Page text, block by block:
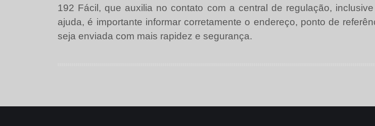
192 Fácil, que auxilia no contato com a central de regulação,
ajuda, é importante informar corretamente o endereço, ponto de
seja enviada com mais rapidez e segurança.